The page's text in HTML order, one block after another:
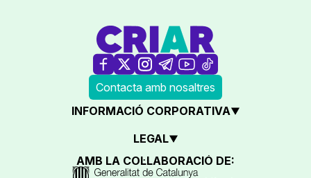
Contacta amb nosaltres
INFORMACIÓ CORPORATIVA
LEGAL
AMB LA COL·LABORACIÓ DE: